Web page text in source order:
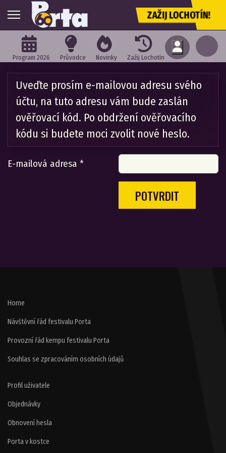
ZAŽIJ LOCHOTÍN!
Program 2026 Průvodce Novinky Zažij Lochotín
Uveďte prosím e-mailovou adresu svého
účtu, na tuto adresu vám bude zaslán
ověřovací kód. Po obdržení ověřovacího
kódu si budete moci zvolit nové heslo.
E-mailová adresa *
POTVRDIT
Home
Návštěvní řád festivalu Porta
Provozní řád kempu festivalu Porta
Souhlas se zpracováním osobních údajů
Profil uživatele
Objednávky
Obnovení hesla
Porta v kostce